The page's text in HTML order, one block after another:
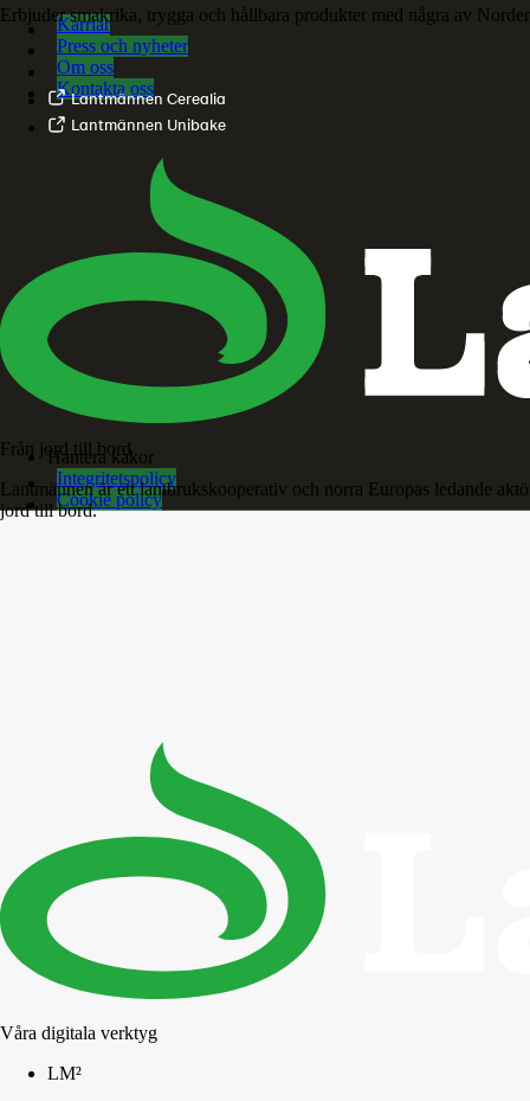
Erbjuder smakrika, trygga och hållbara produkter med några av
Lantmännen Cerealia
Lantmännen Unibake
Från jord till bord
Lantmännen är ett lantbrukskooperativ och norra Europas ledande
jord till bord.
Våra digitala verktyg
LM²
Karriär
Press och nyheter
Om oss
Kontakta oss
Hantera kakor
Integritetspolicy
Cookie policy